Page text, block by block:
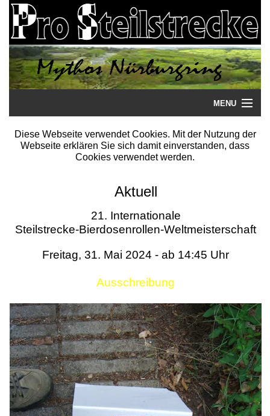
MENU
Startseite
Literatur
Termine
Diese Webseite verwendet Cookies. Mit der Nutzung der
Webseite erklären Sie sich damit einverstanden, dass
Cookies verwendet werden.
Aktuell
21. Internationale
Steilstrecke-Bierdosenrollen-Weltmeisterschaft
Freitag, 31. Mai 2024 - ab 14:45 Uhr
Ausschreibung